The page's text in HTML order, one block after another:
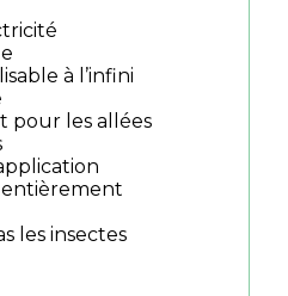
à l’infini
pour les allées
les insectes